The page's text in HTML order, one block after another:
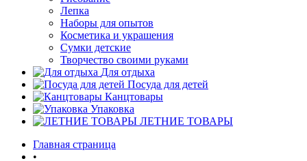
Лепка
Наборы для опытов
Косметика и украшения
Сумки детские
Творчество своими руками
Для отдыха
Посуда для детей
Канцтовары
Упаковка
ЛЕТНИЕ ТОВАРЫ
Главная страница
•